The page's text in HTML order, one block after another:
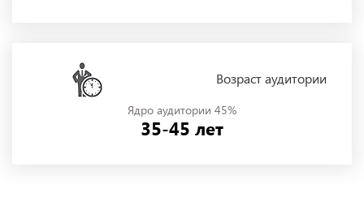
Возраст аудитории
Ядро аудитории 45%
35-45 лет